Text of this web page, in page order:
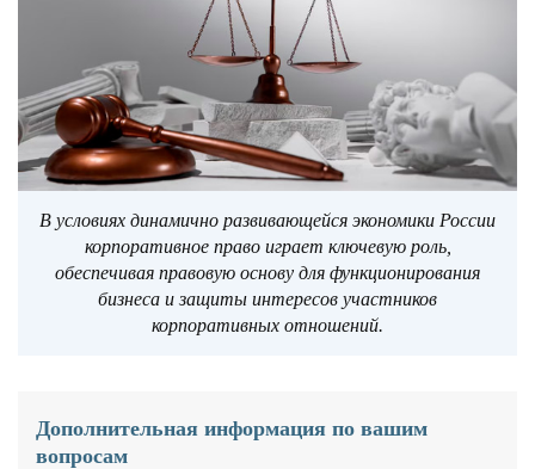
В условиях динамично развивающейся экономики России
корпоративное право играет ключевую роль,
обеспечивая правовую основу для функционирования
бизнеса и защиты интересов участников
корпоративных отношений.
Дополнительная информация по вашим
вопросам